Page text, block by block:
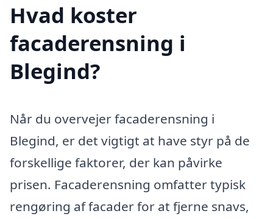
Hvad koster
facaderensning i
Blegind?
Når du overvejer facaderensning i
Blegind, er det vigtigt at have styr på de
forskellige faktorer, der kan påvirke
prisen. Facaderensning omfatter typisk
rengøring af facader for at fjerne snavs,